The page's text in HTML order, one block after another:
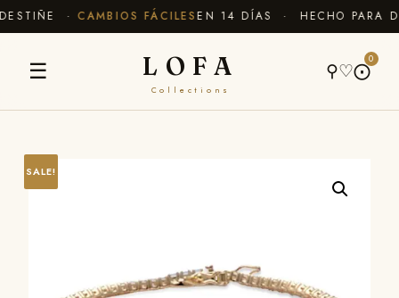
· CAMBIOS FÁCILESEN 14 DÍAS · HECHO PARA
☰ LOFA
Collections
⚲♡⨀
0
SALE!